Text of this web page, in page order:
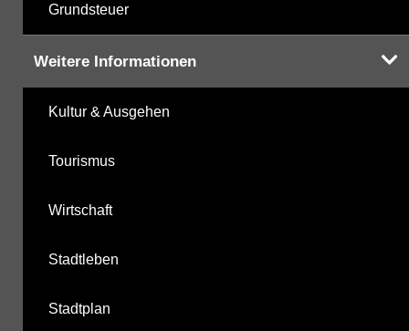
Grundsteuer
Weitere Informationen
Kultur & Ausgehen
Tourismus
Wirtschaft
Stadtleben
Stadtplan